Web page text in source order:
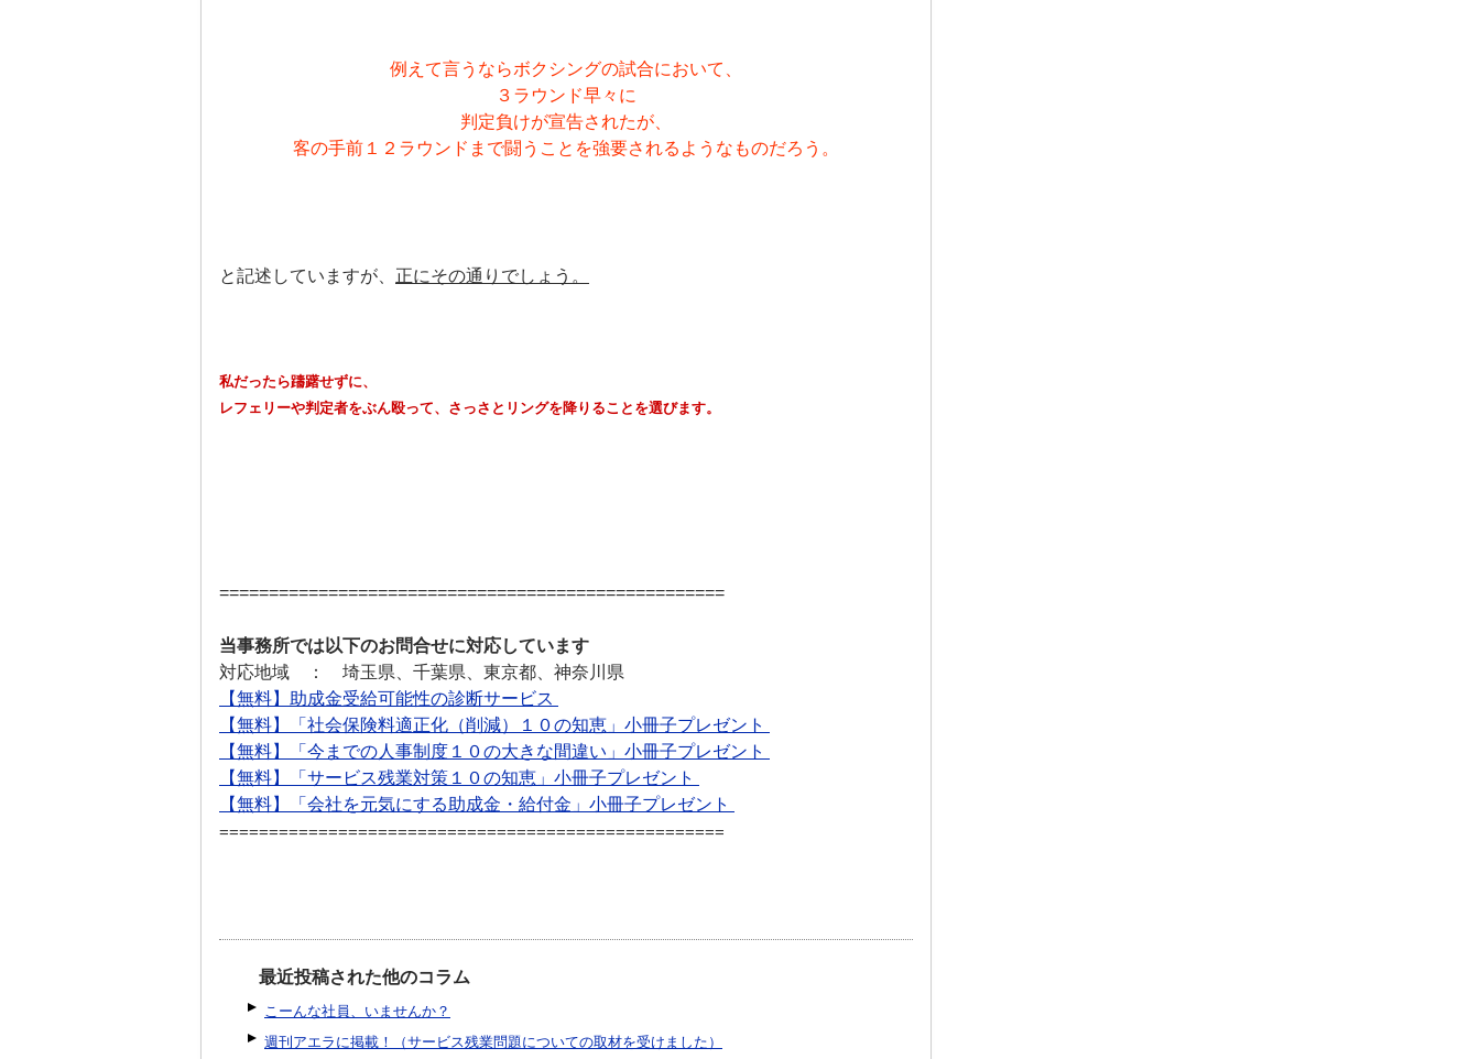
例えて言うならボクシングの試合において、
３ラウンド早々に
判定負けが宣告されたが、
客の手前１２ラウンドまで闘うことを強要されるようなものだろう。
と記述していますが、 正にその通りでしょう。
私だったら躊躇せずに、
レフェリーや判定者をぶん殴って、さっさとリングを降りることを選びます。
===================================================
当事務所では以下のお問合せに対応しています
対応地域 ： 埼玉県、千葉県、東京都、神奈川県
【無料】助成金受給可能性の診断サービス
【無料】「社会保険料適正化（削減）１０の知恵」小冊子プレゼント
【無料】「今までの人事制度１０の大きな間違い」小冊子プレゼント
【無料】「サービス残業対策１０の知恵」小冊子プレゼント
【無料】「会社を元気にする助成金・給付金」小冊子プレゼント
===================================================
最近投稿された他のコラム
こーんな社員、いませんか？
週刊アエラに掲載！（サービス残業問題についての取材を受けました）